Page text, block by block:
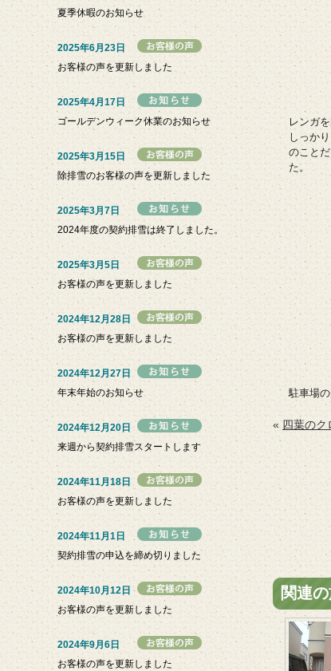
レンガ
しっか
のこと
た。
駐車場
«四葉の
関連
夏季休暇のお知らせ
2025年6月23日
お客様の声を更新しました
2025年4月17日
ゴールデンウィーク休業のお知らせ
2025年3月15日
除排雪のお客様の声を更新しました
2025年3月7日
2024年度の契約排雪は終了しました。
2025年3月5日
お客様の声を更新しました
2024年12月28日
お客様の声を更新しました
2024年12月27日
年末年始のお知らせ
2024年12月20日
来週から契約排雪スタートします
2024年11月18日
お客様の声を更新しました
2024年11月1日
契約排雪の申込を締め切りました
2024年10月12日
お客様の声を更新しました
2024年9月6日
お客様の声を更新しました